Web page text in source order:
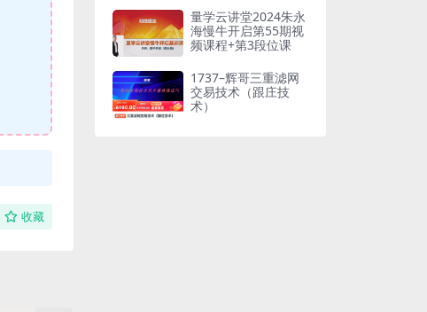
收藏
量学云讲堂2024朱永
海慢牛开启第55期视
频课程+第3段位课
1737–辉哥三重滤网
交易技术（跟庄技
术）